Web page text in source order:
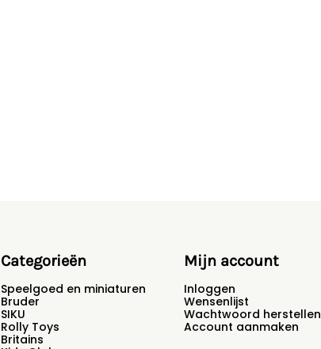
Categorieën
Speelgoed en miniaturen
Bruder
SIKU
Rolly Toys
Britains
Mijn account
Inloggen
Wensenlijst
Wachtwoord herstellen
Account aanmaken